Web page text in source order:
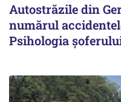
Autostrăzile din
numărul
Psihologia